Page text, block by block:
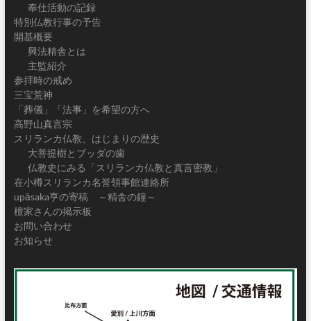
奉仕活動の記録
特別仏教行事の予告
開基概要
興法精舎とは
主監紹介
参拝時の戒め
三宝荒神
「葬儀」「法事」を希望の方へ
高野山真言宗
スリランカ仏教、はじまりの歴史
大菩提樹とブッダの歯
仏教史にみる「スリランカ仏教と真言密教」
在小樽スリランカ名誉領事館連絡所
upāsaka亨の寄稿 ～精舎の鐘～
檀家さんの掲示板
お問い合わせ
お知らせ